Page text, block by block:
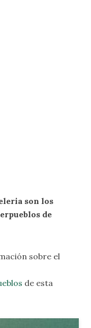
son los
de
sobre el
de esta